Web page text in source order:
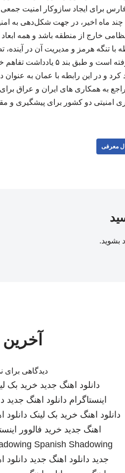
برای ایجاد سازوکار امنیت جمعی
چند ماه اخیر، در جهت شکل‌دهی به
خارج از منطقه باشد و همه
با تنگه هرمز و مدیریت آن در
مسئولیتی که در این زمینه
کرد و در این رابطه با عمان به
راجع به همکاری ‌های ایران و عراق
امنیتی دو کشور برای پیشگیری و
معرفی
بشوید.
دیدگاهی برای
دانلود اهنگ جدید خرید بک
اینستاگرام دانلود اهنگ جدید
دانلود اهنگ خرید بک لینک دانلود
اهنگ جدید خرید فالوور
Spanish Shadowing
جدید دانلود اهنگ جدید دانلود